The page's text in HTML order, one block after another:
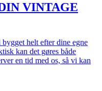
VINTAGE
helt efter dine egne
kan det gøres både
en tid med os, så vi kan